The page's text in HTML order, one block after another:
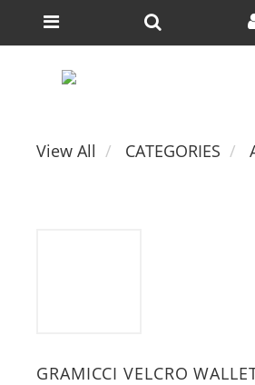
View All CATEGORIES
GRAMICCI VELCRO